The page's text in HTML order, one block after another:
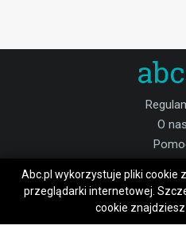
O nas
Praca
Dołącz
Abc.pl wykorzystuje pliki cookie
przeglądarki internetowej.
cookie